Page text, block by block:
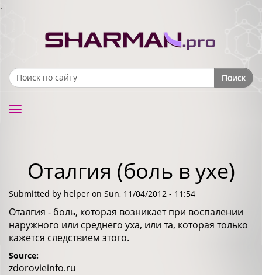
.
Search form Поиск
Toggle
Оталгия (боль в ухе)
Submitted by helper on Sun, 11/04/2012 - 11:54
Оталгия - боль, которая возникает при воспалении
наружного или среднего уха, или та, которая только
кажется следствием этого.
Source:
zdorovieinfo.ru